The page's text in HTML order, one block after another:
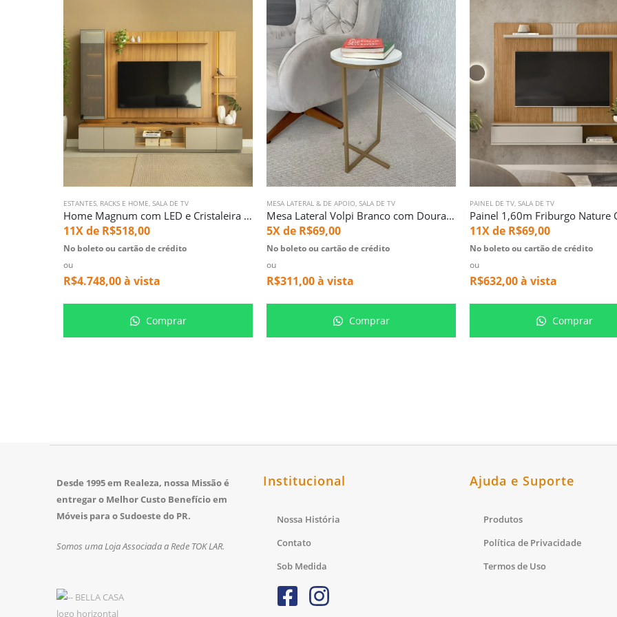
ESTANTES, RACKS E HOME SALA DE TV
Home Magnum com LED e Cristaleira (2305)
11X de R$518,00
No boleto ou cartão de crédito
ou
R$4.748,00à vista
Comprar
MESA LATERAL & DE APOIO SALA DE TV
Mesa Lateral Volpi Branco com Dourado (5144)
5X de R$69,00
No boleto ou cartão de crédito
ou
R$311,00à vista
Comprar
PAINEL DE TV SALA DE TV
11X de R$69,00
No boleto ou cartão de crédito
ou
R$632,00à vista
Comprar
Desde 1995 em Realeza, nossa Missão é
entregar o Melhor Custo Benefício em
Móveis para o Sudoeste do PR.
Somos uma Loja Associada a Rede TOK LAR.
Institucional
Nossa História
Contato
Sob Medida
Ajuda e Suporte
Produtos
Política de Privacidade
Termos de Uso